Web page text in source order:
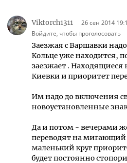
Viktorch1311
26 сен 2014
Войдите, чтобы проголосовать
Заезжая с Варшавки
Кольце уже находится,
заезжает . Находящиеся
Киевки и приоритет
Им надо до включения
новоустановленные
Да и потом - вечерами
переводят на
маленький круг
будет постоянно